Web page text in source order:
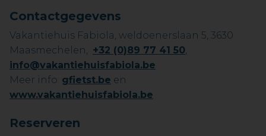
Contactgegevens
Vakantiehuis Fabiola, weldoenerslaan 5, 3630
Maasmechelen, +32 (0)89 77 41 50,
info@vakantiehuisfabiola.be
Meer info: gfietst.be en
www.vakantiehuisfabiola.be
Reserveren